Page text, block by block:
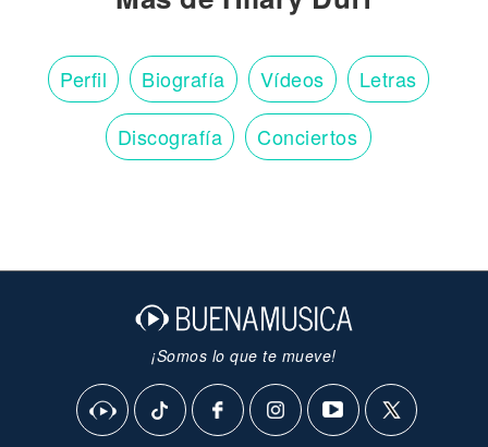
Perfil Biografía Vídeos Letras
Discografía Conciertos
¡Somos lo que te mueve!